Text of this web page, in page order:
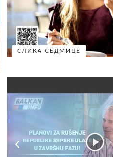
СЛИКА СЕДМИЦЕ